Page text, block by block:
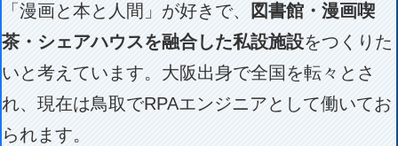
「漫画と本と人間」が好きで、
図書館・漫画喫
茶・シェアハウスを融合した私設施設をつくりた
いと考えています。大阪出身で全国を転々とさ
れ、現在は鳥取でRPAエンジニアとして働いてお
られます。